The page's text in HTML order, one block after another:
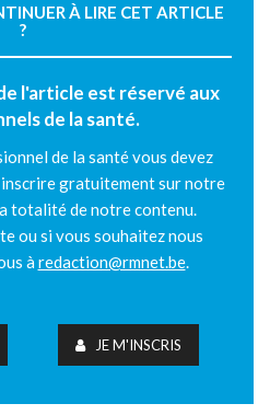
À LIRE CET ARTICLE
?
l'article est réservé aux
de la santé.
de la santé vous devez
gratuitement sur notre
totalité de notre contenu.
ou si vous souhaitez nous
àredaction@rmnet.be.
JE M'INSCRIS